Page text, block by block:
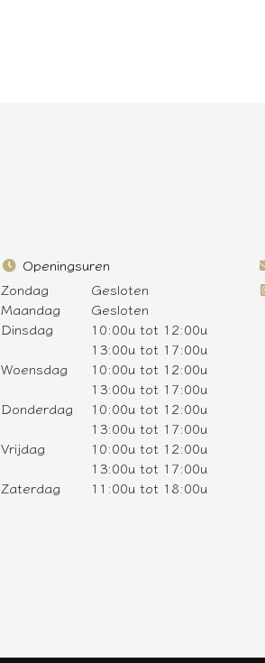
Openingsuren
Zondag
Gesloten
Maandag
Gesloten
Dinsdag
10:00u tot 12:00u
13:00u tot 17:00u
Woensdag
10:00u tot 12:00u
13:00u tot 17:00u
Donderdag
10:00u tot 12:00u
13:00u tot 17:00u
Vrijdag
10:00u tot 12:00u
13:00u tot 17:00u
Zaterdag
11:00u tot 18:00u